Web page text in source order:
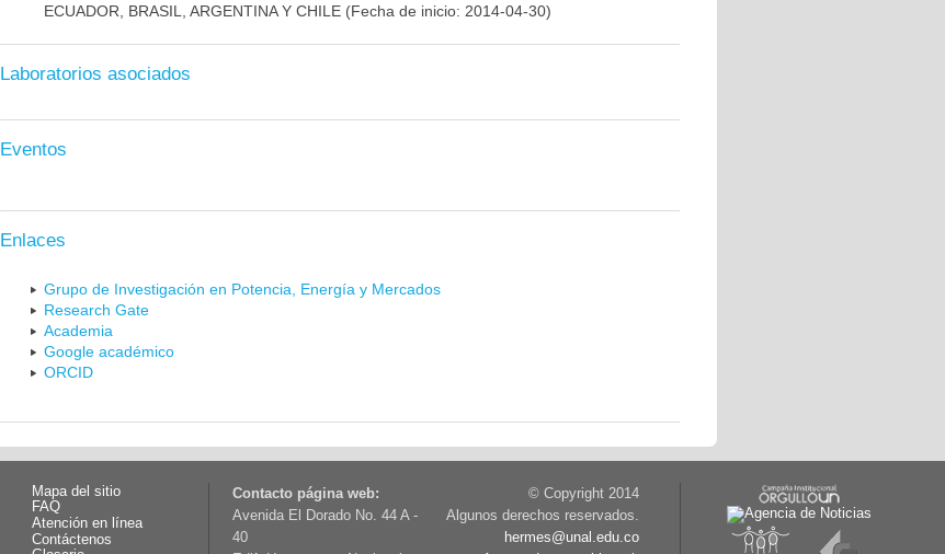
ECUADOR, BRASIL, ARGENTINA Y CHILE (Fecha de inicio: 2014-04-30)
Laboratorios asociados
Eventos
Enlaces
Grupo de Investigación en Potencia, Energía y Mercados
Research Gate
Academia
Google académico
ORCID
Mapa del sitio
FAQ
Atención en línea
Contáctenos
Contacto página web:
Avenida El Dorado No. 44 A -
40
© Copyright 2014
Algunos derechos reservados.
hermes@unal.edu.co